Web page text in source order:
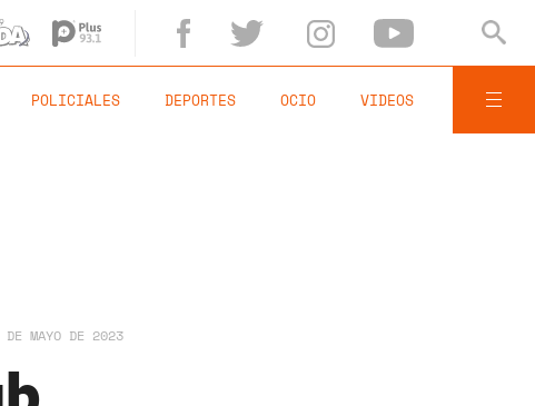
POLICIALES DEPORTES OCIO VIDEOS
DE MAYO DE 2023